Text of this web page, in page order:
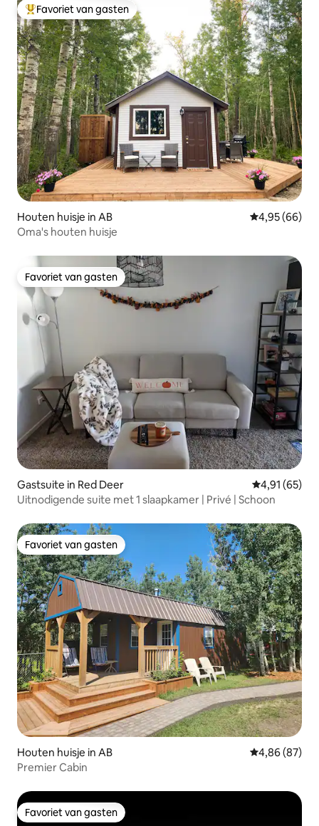
Topfavoriet van gasten
Favoriet van gasten
Houten huisje in AB Gemiddelde
4,95 (66)
Oma's houten huisje
Favoriet van gasten
Favoriet van gasten
Gastsuite in Red Deer Gemiddelde
4,91 (65)
Uitnodigende suite met 1 slaapkamer | Privé | Schoon
Favoriet van gasten
Favoriet van gasten
Houten huisje in AB Gemiddelde
4,86 (87)
Premier Cabin
Favoriet van gasten
Favoriet van gasten